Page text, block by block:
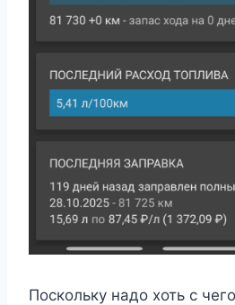
Поскольку надо хоть с